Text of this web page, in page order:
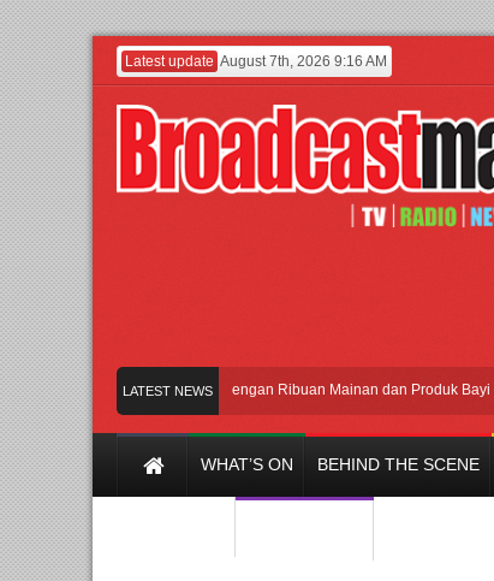
Latest update August 7th, 2026 9:16 AM
LATEST NEWS
Meramaikan Jakarta dengan Ribuan Mainan dan Produk Bayi dari
WHAT’S ON BEHIND THE SCENE